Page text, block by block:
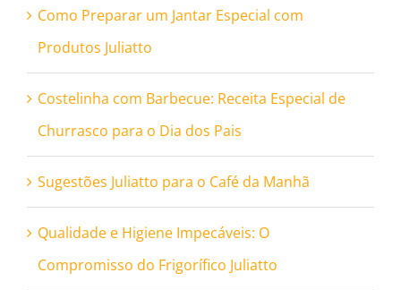
Como Preparar um Jantar Especial com
Produtos Juliatto
Costelinha com Barbecue: Receita Especial de
Churrasco para o Dia dos Pais
Sugestões Juliatto para o Café da Manhã
Qualidade e Higiene Impecáveis: O
Compromisso do Frigorífico Juliatto